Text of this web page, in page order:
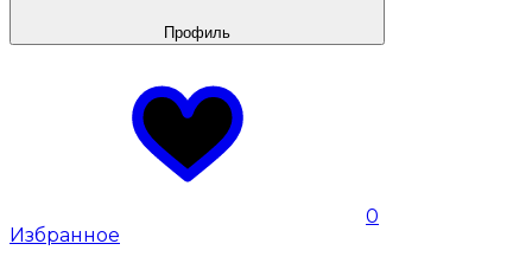
Профиль
0
Избранное